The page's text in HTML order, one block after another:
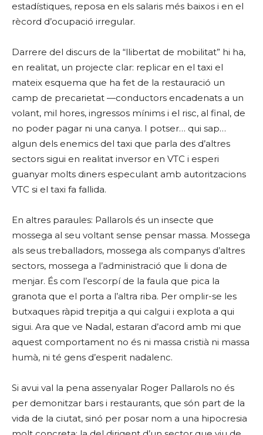
estadístiques, reposa en els salaris més baixos i en el
rècord d’ocupació irregular.
Darrere del discurs de la “llibertat de mobilitat” hi ha,
en realitat, un projecte clar: replicar en el taxi el
mateix esquema que ha fet de la restauració un
camp de precarietat —conductors encadenats a un
volant, mil hores, ingressos mínims i el risc, al final, de
no poder pagar ni una canya. I potser… qui sap…
algun dels enemics del taxi que parla des d’altres
sectors sigui en realitat inversor en VTC i esperi
guanyar molts diners especulant amb autoritzacions
VTC si el taxi fa fallida.
En altres paraules: Pallarols és un insecte que
mossega al seu voltant sense pensar massa. Mossega
als seus treballadors, mossega als companys d’altres
sectors, mossega a l’administració que li dona de
menjar. És com l’escorpí de la faula que pica la
granota que el porta a l’altra riba. Per omplir-se les
butxaques ràpid trepitja a qui calgui i explota a qui
sigui. Ara que ve Nadal, estaran d’acord amb mi que
aquest comportament no és ni massa cristià ni massa
humà, ni té gens d’esperit nadalenc.
Si avui val la pena assenyalar Roger Pallarols no és
per demonitzar bars i restaurants, que són part de la
vida de la ciutat, sinó per posar nom a una hipocresia